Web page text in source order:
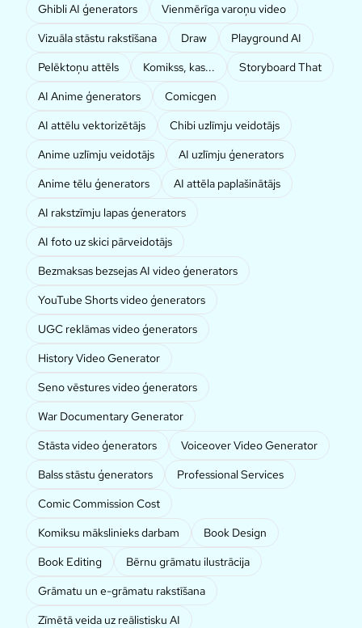
Ghibli AI ģenerators
Vienmērīga varoņu video
Vizuāla stāstu rakstīšana
Draw
Playground AI
Pelēktoņu attēls
Komikss, kas...
Storyboard That
AI Anime ģenerators
Comicgen
AI attēlu vektorizētājs
Chibi uzlīmju veidotājs
Anime uzlīmju veidotājs
AI uzlīmju ģenerators
Anime tēlu ģenerators
AI attēla paplašinātājs
AI rakstzīmju lapas ģenerators
AI foto uz skici pārveidotājs
Bezmaksas bezsejas AI video ģenerators
YouTube Shorts video ģenerators
UGC reklāmas video ģenerators
History Video Generator
Seno vēstures video ģenerators
War Documentary Generator
Stāsta video ģenerators
Voiceover Video Generator
Balss stāstu ģenerators
Professional Services
Comic Commission Cost
Komiksu mākslinieks darbam
Book Design
Book Editing
Bērnu grāmatu ilustrācija
Grāmatu un e-grāmatu rakstīšana
Zīmētā veida uz reālistisku AI